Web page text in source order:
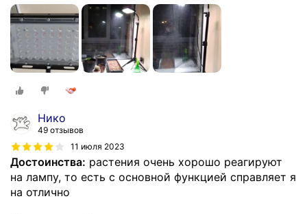
Нико
49 отзывов
11 июля 2023
Достоинства: растения очень хорошо реагируют
на лампу, то есть с основной функцией справляет я
на отлично